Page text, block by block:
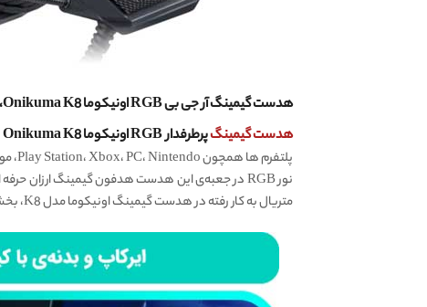
هدست گیمینگ آر جی بی RGB اونیکوما Onikuma K8، ایده‌آل برای استفاده طولانی مدت
هدست گیمینگپرطرفدار RGB اونیکوما Onikuma K8
متریال به کار رفته در هدست گیمینگ اونیکوما مدل K8، بخشی از ویژگی های متمایز کننده‌ی این هدست گیمینگ فوق العاده می‌باشد.